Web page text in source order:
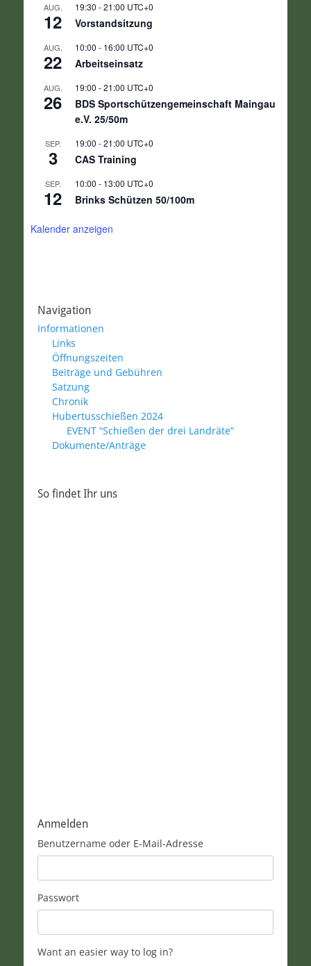
AUG.
12
19:30 -21:00 UTC+0
Vorstandsitzung
AUG.
22
10:00 - 16:00 UTC+0
Arbeitseinsatz
AUG.
26
19:00 -21:00 UTC+0
BDS Sportschützengemeinschaft Maingau
e.V. 25/50m
SEP.
3
19:00 -21:00 UTC+0
CAS Training
SEP.
12
10:00 - 13:00 UTC+0
Brinks Schützen 50/100m
Kalender anzeigen
Navigation
Informationen
Links
Öffnungszeiten
Beiträge und Gebühren
Satzung
Chronik
Hubertusschießen 2024
EVENT “Schießen der drei Landräte”
Dokumente/Anträge
So findet Ihr uns
Anmelden
Benutzername oder E-Mail-Adresse
Passwort
Want an easier way to log in?